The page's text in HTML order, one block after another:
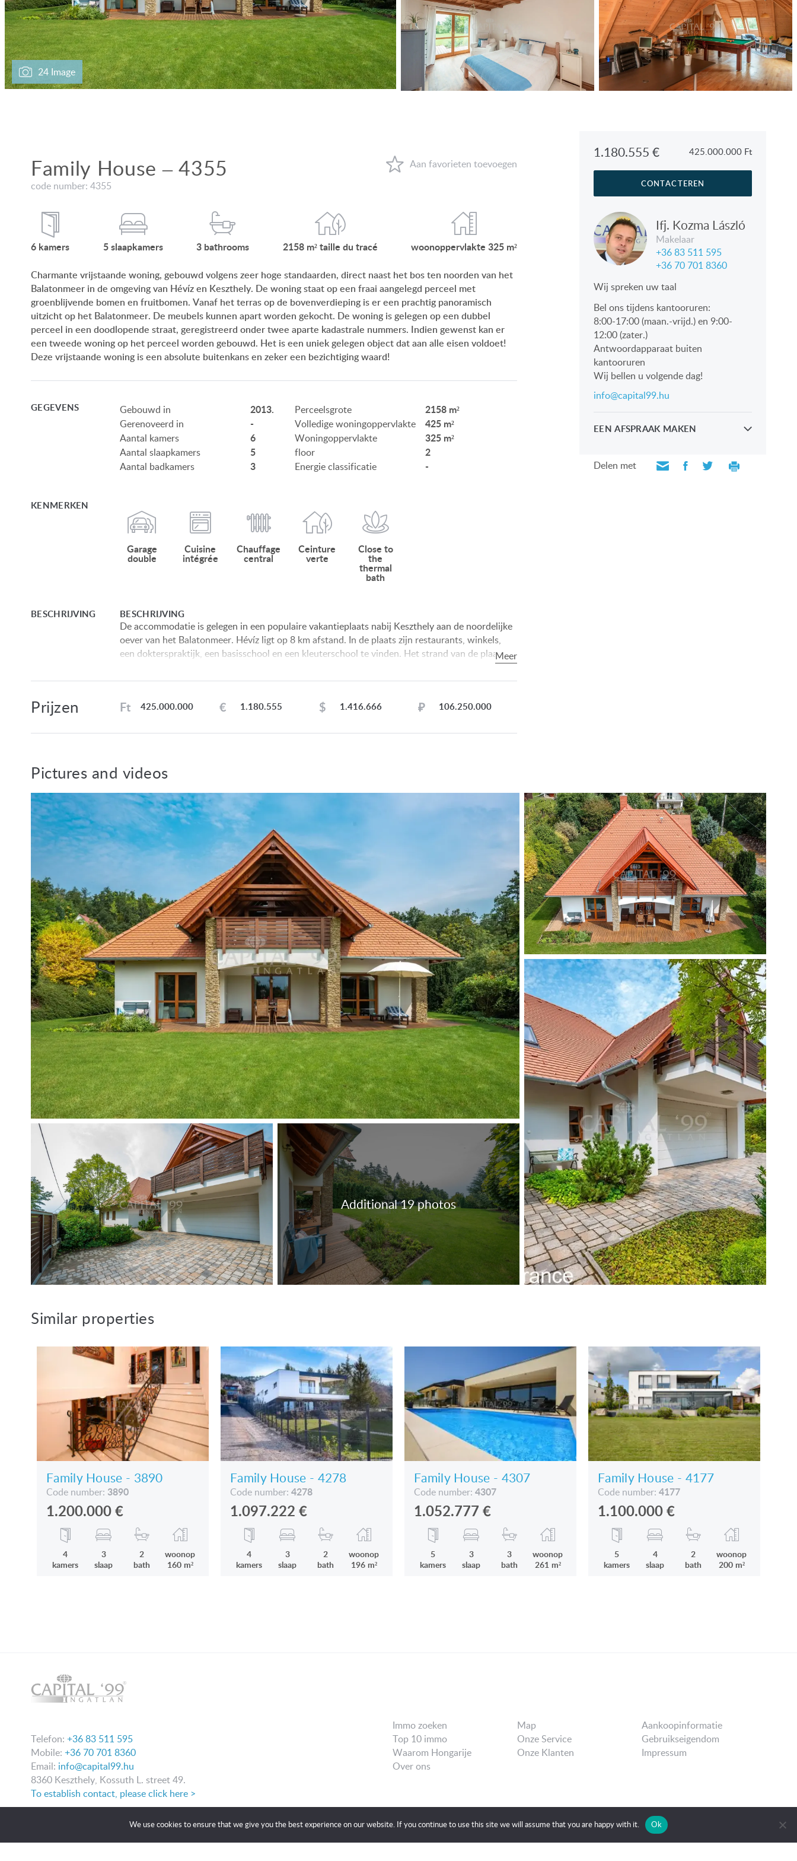
24 Image
1.180.555 € 425.000.000 Ft
CONTACTEREN
Ifj. Kozma László
Makelaar
+36 83 511 595
+36 70 701 8360
Wij spreken uw taal
Bel ons tijdens kantooruren:
8:00-17:00 (maan.-vrijd.) en 9:00-
12:00 (zater.)
Antwoordapparaat buiten
kantooruren
Wij bellen u volgende dag!
info@capital99.hu
EEN AFSPRAAK MAKEN
professionals
Delen met
Family House – 4355
code number: 4355
6 kamers 5slaapkamers 3 bathrooms 2158 m²taille du tracé woonoppervlakte 325 m²
Charmante vrijstaande woning, gebouwd volgens zeer hoge standaarden, direct naast het bos ten noorden van het
Balatonmeer in de omgeving van Hévíz en Keszthely. De woning staat op een fraai aangelegd perceel met
groenblijvende bomen en fruitbomen. Vanaf het terras op de bovenverdieping is er een prachtig panoramisch
uitzicht op het Balatonmeer. De meubels kunnen apart worden gekocht. De woning is gelegen op een dubbel
perceel in een doodlopende straat, geregistreerd onder twee aparte kadastrale nummers. Indien gewenst kan er
een tweede woning op het perceel worden gebouwd. Het is een uniek gelegen object dat aan alle eisen voldoet!
Deze vrijstaande woning is een absolute buitenkans en zeker een bezichtiging waard!
GEGEVENS Gebouwd in 2013.
Gerenoveerd in -
Aantal kamers 6
Aantal slaapkamers 5
Aantal badkamers 3
Perceelsgrote 2158 m²
Volledige woningoppervlakte 425 m²
Woningoppervlakte 325 m²
floor 2
Energie classificatie -
KENMERKEN
Garage
double
Cuisine
intégrée
Chauffage
central
Ceinture
verte
Close to
the
thermal
bath
BESCHRIJVING BESCHRIJVING
De accommodatie is gelegen in een populaire vakantieplaats nabij Keszthely aan de noordelijke
oever van het Balatonmeer. Hévíz ligt op 8 km afstand. In de plaats zijn restaurants, winkels,
een dokterspraktijk, een basisschool en een kleuterschool te vinden. Het strand van de plaats is
beroemd in de Balatonregio. Er zijn sportfaciliteiten voor paardrijden, hardlopen, fietsen en
wandelen. Er rijden dagelijks diverse bussen naar Keszthely en Hévíz.
Indeling: Vrijstaande woning 325,30 m2: hal 15,00 m2, bijkeuken 4,80 m2, keuken + eetkamer
21,00 m2, woonkamer 24,00 m2, slaapkamer 15,00 m2, inloopkast 14,00 m2, badkamer + toilet
Voorzieningen:
– De woning is aangesloten op het elektriciteits-, water-, riool- en gasnet.
– Er is een vaste telefoonaansluiting en een centrale antenne aanwezig.
– Er is een waterput op het perceel.
– Verwarming: centrale gasverwarming.
– Houten ramen met isolerend glas.
– Vloerbedekking: parket en keramische tegels.
– Het perceel is omheind.
OBJECTNUMMER: 4355
Nederlandstalige medewerker Capital99:
Van de Vyver Rita
tel.: +36 305 708 151
E-mail: vandevyverrita@hotmail.com
Prijzen 425.000.000
Ft 1.180.555
€ 1.416.666
$ 106.250.000
₽
Pictures and videos
Similar properties
Family House - 3890
Code number: 3890
1.200.000€
4
kamers
3
slaap
2
bath
woonop
160 m²
Family House - 4278
Code number: 4278
1.097.222 €
4
kamers
3
slaap
2
bath
woonop
196 m²
Family House - 4307
Code number: 4307
1.052.777 €
5
kamers
3
slaap
3
bath
woonop
261 m²
Family House - 4177
Code number: 4177
1.100.000€
5
kamers
4
slaap
2
bath
woonop
200 m²
Telefon: +36 83 511 595
Mobile: +36 70 701 8360
Email: info@capital99.hu
8360 Keszthely, Kossuth L. street 49.
To establish contact, please click here >
Immo zoeken
Top 10 immo
Waarom Hongarije
Over ons
Map
Onze Service
Onze Klanten
Aankoopinformatie
Gebruikseigendom
Impressum
VIEW ON LAKE BALATON
NEAR THE THERMAL BATH
SWIMMING-POOL
NEW FAMILY HOUSE
WAAROM HONGARIJE
CONTACT
ONZE SERVICE
ONZE KLANTEN
AANKOOPINFORMATIE
GEBRUIKSEIGENDOM
We use cookies to ensure that we give you the best experience on our website. If you continue to use this site we will assume that you are happy with it. Ok
We updated our privacy policy. Our site uses cookies.Details... OK